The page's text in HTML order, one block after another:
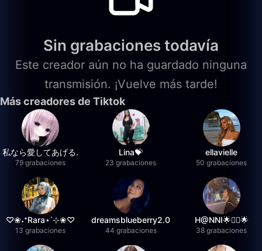
Sin grabaciones todavía
Este creador aún no ha guardado ninguna
transmisión. ¡Vuelve más tarde!
Más creadores de Tiktok
私なら愛してあげる.
79 grabaciones
Lina💝
23 grabaciones
ellavielle
50 grabaciones
♡❀˖⁺Rara⋆˙⊹❀♡
13 grabaciones
dreamsblueberry2.0
44 grabaciones
H@NNI🌟❤️‍🔥🌟
38 grabaciones